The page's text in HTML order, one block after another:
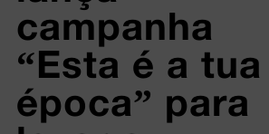
campanha
“Esta é a tua
época” para